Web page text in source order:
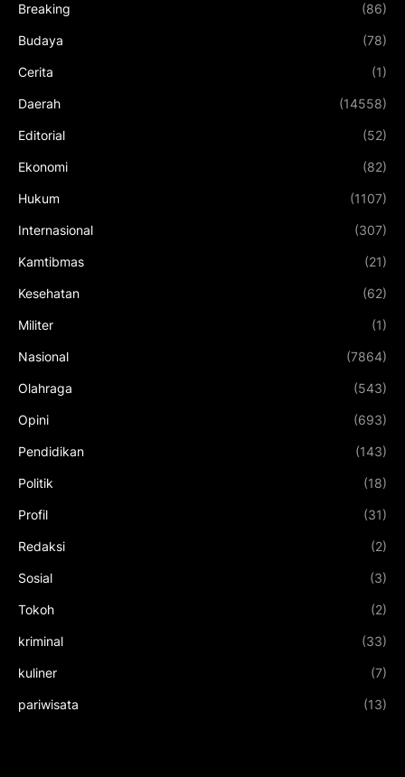
Breaking (86)
Budaya (78)
Cerita (1)
Daerah (14558)
Editorial (52)
Ekonomi (82)
Hukum (1107)
Internasional (307)
Kamtibmas (21)
Kesehatan (62)
Militer (1)
Nasional (7864)
Olahraga (543)
Opini (693)
Pendidikan (143)
Politik (18)
Profil (31)
Redaksi (2)
Sosial (3)
Tokoh (2)
kriminal (33)
kuliner (7)
pariwisata (13)